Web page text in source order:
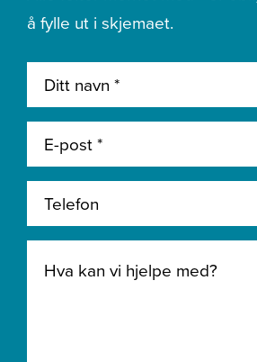
å fylle ut i skjemaet.